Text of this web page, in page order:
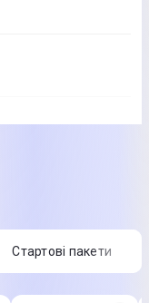
на фото,
змінюватися
Стартові пакети